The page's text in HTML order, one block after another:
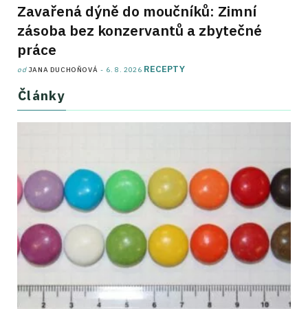
Zavařená dýně do moučníků: Zimní
zásoba bez konzervantů a zbytečné
práce
od JANA DUCHOŇOVÁ 6. 8. 2026 RECEPTY
Články